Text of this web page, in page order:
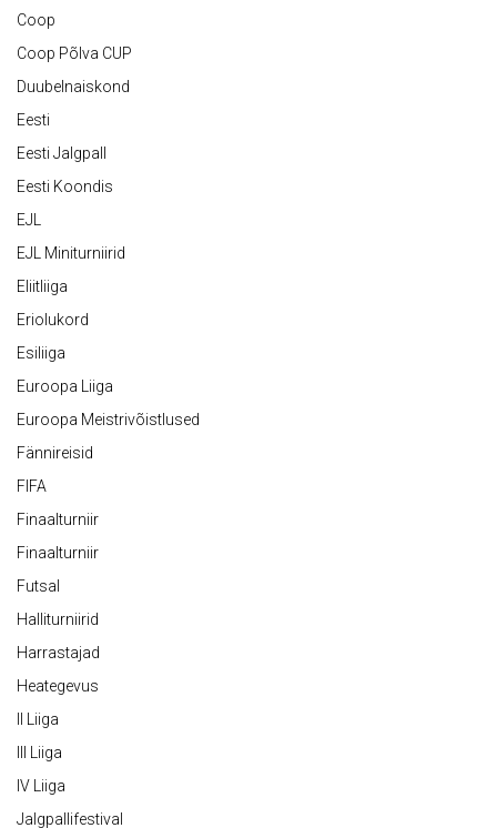
Coop
Coop Põlva CUP
Duubelnaiskond
Eesti
Eesti Jalgpall
Eesti Koondis
EJL
EJL Miniturniirid
Eliitliiga
Eriolukord
Esiliiga
Euroopa Liiga
Euroopa Meistrivõistlused
Fännireisid
FIFA
Finaalturniir
Finaalturniir
Futsal
Halliturniirid
Harrastajad
Heategevus
II Liiga
III Liiga
IV Liiga
Jalgpallifestival